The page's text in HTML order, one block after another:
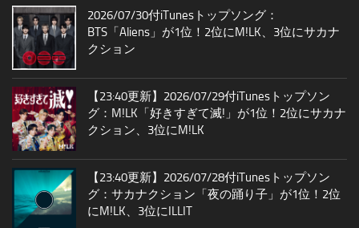
2026/07/30付iTunesトップソング：
BTS「Aliens」が1位！2位にM!LK、3位にサカナ
クション
【23:40更新】2026/07/29付iTunesトップソン
グ：M!LK「好きすぎて滅!」が1位！2位にサカナ
クション、3位にM!LK
【23:40更新】2026/07/28付iTunesトップソン
グ：サカナクション「夜の踊り子」が1位！2位
にM!LK、3位にILLIT